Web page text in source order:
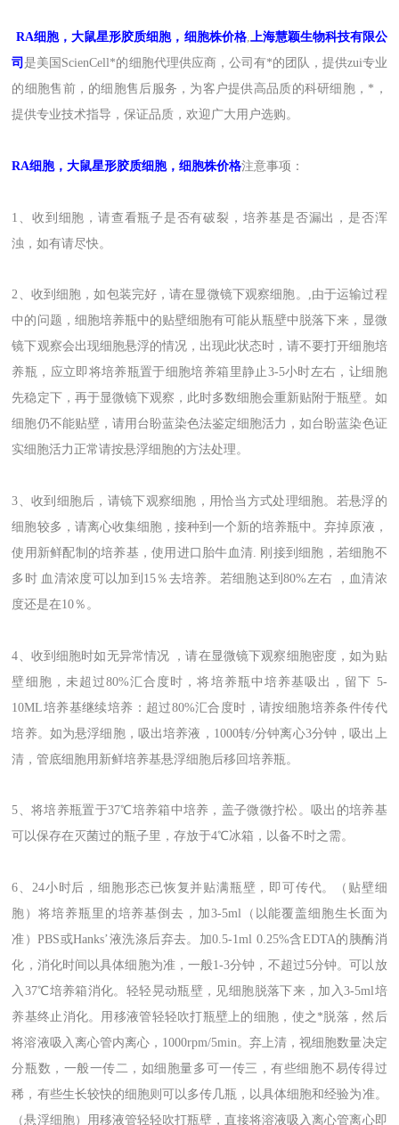
RA细胞，大鼠星形胶质细胞，细胞株价格,上海慧颖生物科技有限公
司 是美国 ScienCell*的细胞代理供应商， 公司有*的团队，提供zui专业
的细胞售前，的细胞售后服务 ，为客户提供高品质的科研细胞 ， *，
提供专业技术指导 ，保证品质 ，欢迎广大用户选购。
RA细胞，大鼠星形胶质细胞，细胞株价格注意事项：
1、收到细胞，请查看瓶子是否有破裂，培养基是否漏出，是否浑
浊，如有请尽快。
2、收到细胞，如包装完好，请在显微镜下观察细胞。,由于运输过程
中的问题，细胞培养瓶中的贴壁细胞有可能从瓶壁中脱落下来，显微
镜下观察会出现细胞悬浮的情况，出现此状态时，请不要打开细胞培
养瓶，应立即将培养瓶置于细胞培养箱里静止3-5小时左右，让细胞
先稳定下，再于显微镜下观察，此时多数细胞会重新贴附于瓶壁。如
细胞仍不能贴壁，请用台盼蓝染色法鉴定细胞活力，如台盼蓝染色证
实细胞活力正常请按悬浮细胞的方法处理。
3、收到细胞后，请镜下观察细胞，用恰当方式处理细胞。若悬浮的
细胞较多，请离心收集细胞，接种到一个新的培养瓶中。弃掉原液，
使用新鲜配制的培养基，使用进口胎牛血清. 刚接到细胞，若细胞不
多时 血清浓度可以加到15％去培养。若细胞迏到80%左右 ，血清浓
度还是在10％。
4、收到细胞时如无异常情况 ，请在显微镜下观察细胞密度，如为贴
壁细胞，未超过80%汇合度时，将培养瓶中培养基吸出，留下 5-
10ML培养基继续培养：超过80%汇合度时，请按细胞培养条件传代
培养。如为悬浮细胞，吸出培养液，1000转/分钟离心3分钟，吸出上
清，管底细胞用新鲜培养基悬浮细胞后移回培养瓶。
5、将培养瓶置于37℃培养箱中培养，盖子微微拧松。吸出的培养基
可以保存在灭菌过的瓶子里，存放于4℃冰箱，以备不时之需。
6、24小时后，细胞形态已恢复并贴满瓶壁，即可传代。（贴壁细
胞）将培养瓶里的培养基倒去，加3-5ml（以能覆盖细胞生长面为
准）PBS或Hanks’液洗涤后弃去。加0.5-1ml 0.25%含EDTA的胰酶消
化，消化时间以具体细胞为准，一般1-3分钟，不超过5分钟。可以放
入37℃培养箱消化。轻轻晃动瓶壁，见细胞脱落下来，加入3-5ml培
养基终止消化。用移液管轻轻吹打瓶壁上的细胞，使之*脱落，然后
将溶液吸入离心管内离心，1000rpm/5min。弃上清，视细胞数量决定
分瓶数，一般一传二，如细胞量多可一传三，有些细胞不易传得过
稀，有些生长较快的细胞则可以多传几瓶，以具体细胞和经验为准。
（悬浮细胞）用移液管轻轻吹打瓶壁，直接将溶液吸入离心管离心即